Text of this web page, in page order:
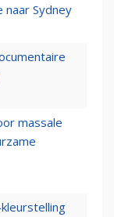
Sydney
massale